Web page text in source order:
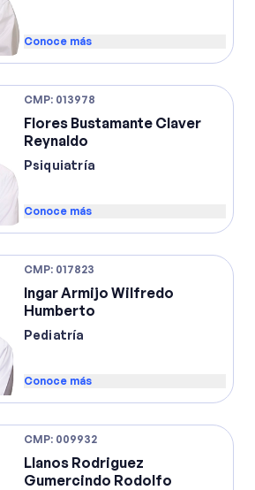
Conoce más
CMP: 013978
Flores Bustamante Claver
Reynaldo
Psiquiatría
Conoce más
CMP: 017823
Ingar Armijo Wilfredo
Humberto
Pediatría
Conoce más
CMP: 009932
Llanos Rodriguez
Gumercindo Rodolfo